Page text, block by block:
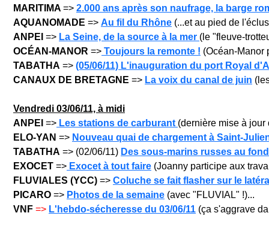
MARITIMA => 2.000 ans après son naufrage, la barge
AQUANOMADE => Au fil du Rhône (...et au pied de
ANPEI => La Seine, de la source à la mer (le "fleuve-
OCÉAN-MANOR => Toujours la remonte ! (Océan-Manor
TABATHA => (05/06/11) L'inauguration du port Royal
CANAUX DE BRETAGNE => La voix du canal de juin
Vendredi 03/06/11, à midi
ANPEI => Les stations de carburant (dernière mise à
ELO-YAN => Nouveau quai de chargement à Saint-
TABATHA => (02/06/11) Des sous-marins russes au
EXOCET => Exocet à tout faire (Joanny participe aux
FLUVIALES (YCC) => Coluche se fait flasher sur le
PICARO => Photos de la semaine (avec "FLUVIAL" !)...
VNF => L'hebdo-sécheresse du 03/06/11 (ça s'aggrave